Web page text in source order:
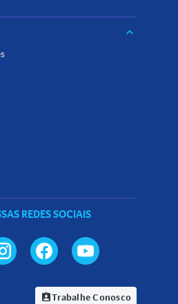
keyboard_arrow_down
REDES SOCIAIS
assignment_indTrabalhe Conosco